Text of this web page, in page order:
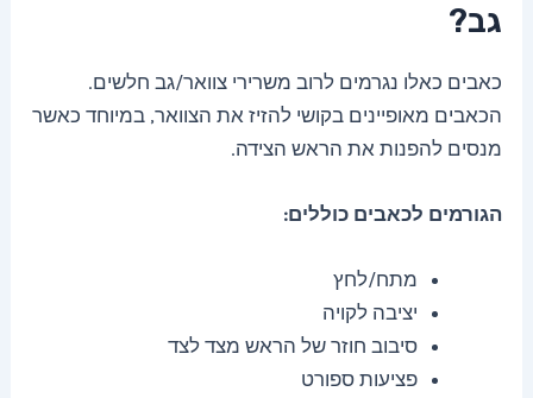
גב?
כאבים כאלו נגרמים לרוב משרירי צוואר/גב חלשים.
הכאבים מאופיינים בקושי להזיז את הצוואר, במיוחד כאשר
מנסים להפנות את הראש הצידה.
הגורמים לכאבים כוללים:
מתח/לחץ
יציבה לקויה
סיבוב חוזר של הראש מצד לצד
פציעות ספורט